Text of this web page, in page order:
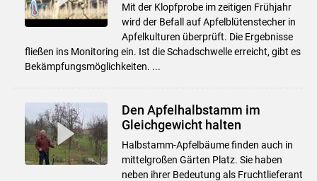
Mit der Klopfprobe im zeitigen Frühjahr
wird der Befall auf Apfelblütenstecher in
Apfelkulturen überprüft. Die Ergebnisse
fließen ins Monitoring ein. Ist die Schadschwelle erreicht, gibt es
Bekämpfungsmöglichkeiten. ...
Den Apfelhalbstamm im
Gleichgewicht halten
Halbstamm-Apfelbäume finden auch in
mittelgroßen Gärten Platz. Sie haben
neben ihrer Bedeutung als Fruchtlieferant